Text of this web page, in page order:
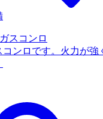
スコンロ
コンロです。火力が強